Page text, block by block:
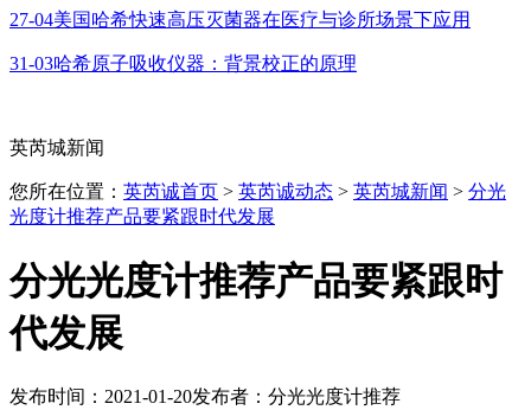
27-04美国哈希快速高压灭菌器在医疗与诊所场景下应用
31-03哈希原子吸收仪器：背景校正的原理
英芮城新闻
您所在位置： 英芮诚首页 > 英芮诚动态 > 英芮城新闻 > 分光
光度计推荐产品要紧跟时代发展
分光光度计推荐产品要紧跟时
代发展
发布时间：2021-01-20发布者：分光光度计推荐